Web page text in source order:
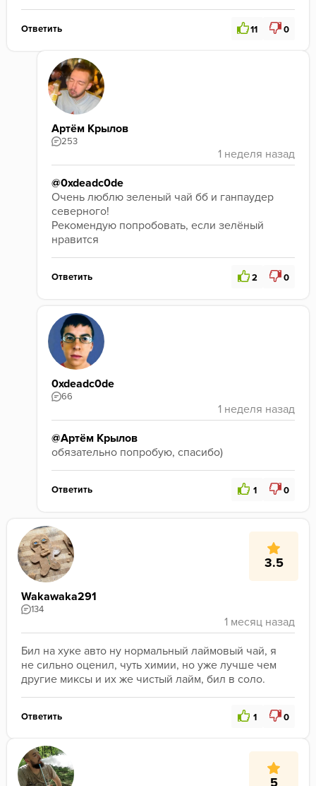
Ответить 11 0
Артём Крылов
253
@0xdeadc0de
Очень люблю зеленый чай бб и ганпаудер
северного!
Рекомендую попробовать, если зелёный
нравится
Ответить 2 0
0xdeadc0de
66
@Артём Крылов
обязательно попробую, спасибо)
Ответить 1 0
3.5
Wakawaka291
134
Бил на хуке авто ну нормальный лаймовый чай, я
не сильно оценил, чуть химии, но уже лучше чем
другие миксы и их же чистый лайм, бил в соло.
Ответить 1 0
5